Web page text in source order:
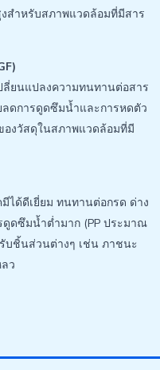
สำหรับสภาพแวดล้อมที่มีสาร
ลี่ยนแปลงความทนทานต่อสาร
ดการดูดซึมน้ำและการหดตัว
องวัสดุในสภาพแวดล้อมที่มี
ได้ดีเยี่ยม ทนทานต่อกรด ด่าง
ดูดซึมน้ำต่ำมาก (PP ประมาณ
รับชิ้นส่วนต่างๆ เช่น ภาชนะ
ว